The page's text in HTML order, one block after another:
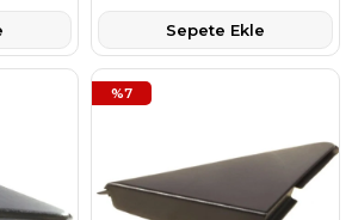
Sepete Ekle
%7